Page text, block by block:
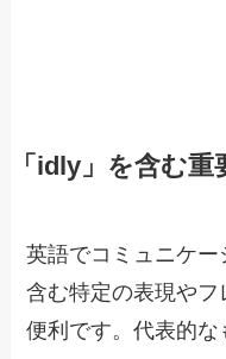
「idly」を含む
英語でコミュニケ
含む特定の表現や
便利です。代表的な